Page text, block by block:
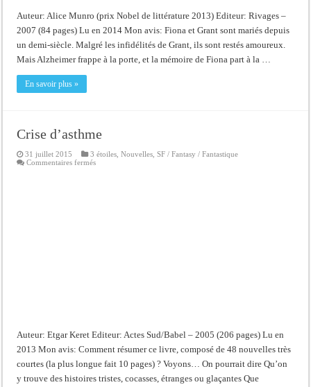
Auteur: Alice Munro (prix Nobel de littérature 2013) Editeur: Rivages –
2007 (84 pages) Lu en 2014 Mon avis: Fiona et Grant sont mariés depuis
un demi-siècle. Malgré les infidélités de Grant, ils sont restés amoureux.
Mais Alzheimer frappe à la porte, et la mémoire de Fiona part à la …
En savoir plus »
Crise d’asthme
31 juillet 2015 3 étoiles ,Nouvelles ,SF / Fantasy / Fantastique
Commentaires ferméssur
Auteur: Etgar Keret Editeur: Actes Sud/Babel – 2005 (206 pages) Lu en
2013 Mon avis: Comment résumer ce livre, composé de 48 nouvelles très
courtes (la plus longue fait 10 pages) ? Voyons… On pourrait dire Qu’on
y trouve des histoires tristes, cocasses, étranges ou glaçantes Que